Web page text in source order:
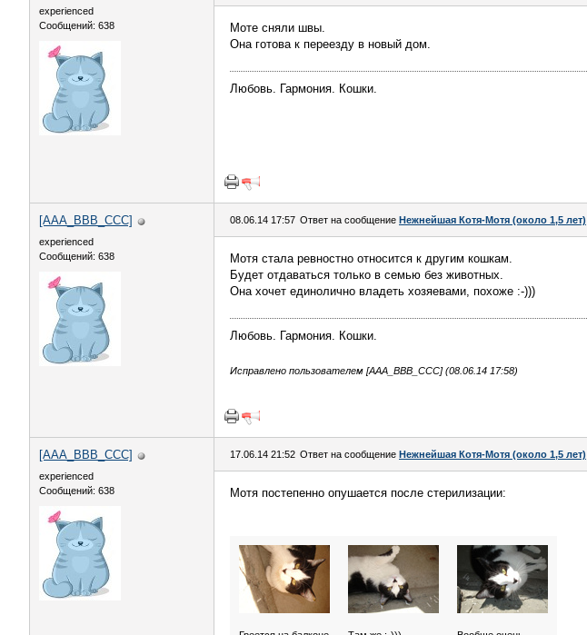
experienced
Сообщений: 638
Моте сняли швы.
Она готова к переезду в новый дом.
Любовь. Гармония. Кошки.
[AAA_BBB_CCC]
experienced
Сообщений: 638
08.06.14 17:57 Ответ на сообщение Нежнейшая Котя-Мотя (около 1,5 лет)
Мотя стала ревностно относится к другим кошкам.
Будет отдаваться только в семью без животных.
Она хочет единолично владеть хозяевами, похоже :-)))
Любовь. Гармония. Кошки.
Исправлено пользователем [AAA_BBB_CCC] (08.06.14 17:58)
[AAA_BBB_CCC]
experienced
Сообщений: 638
17.06.14 21:52 Ответ на сообщение Нежнейшая Котя-Мотя (около 1,5 лет)
Мотя постепенно опушается после стерилизации: